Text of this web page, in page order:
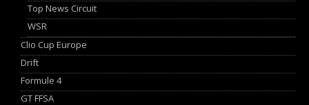
Top News Circuit
WSR
Clio Cup Europe
Drift
Formule 4
GT FFSA